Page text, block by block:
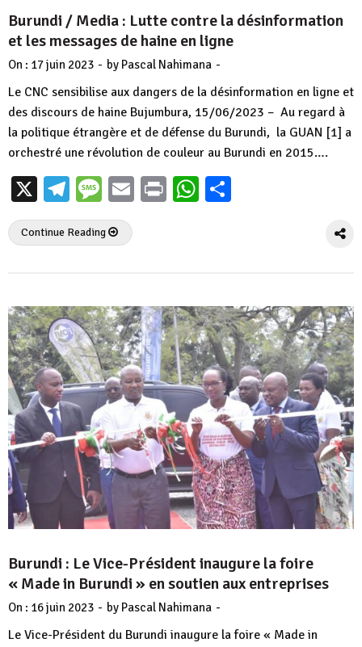
Burundi / Media : Lutte contre la désinformation
et les messages de haine en ligne
On : 17 juin 2023 - by Pascal Nahimana -
Le CNC sensibilise aux dangers de la désinformation en ligne et
des discours de haine Bujumbura, 15/06/2023 – Au regard à
la politique étrangère et de défense du Burundi, la GUAN [1] a
orchestré une révolution de couleur au Burundi en 2015….
X Telegram
Message
EmailPrintWhatsApp
Continue Reading
Burundi : Le Vice-Président inaugure la foire
« Made in Burundi » en soutien aux entreprises
On : 16 juin 2023 - by Pascal Nahimana -
Le Vice-Président du Burundi inaugure la foire « Made in